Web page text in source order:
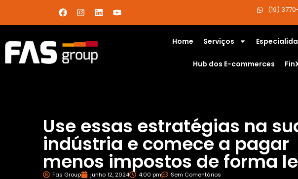
(19)
Home Serviços
Hub dos E-commerces
Use essas estratégias na
indústria e comece a pagar
menos impostos de forma
Fas Group junho 12, 2024 4:00 pm Sem Comentários